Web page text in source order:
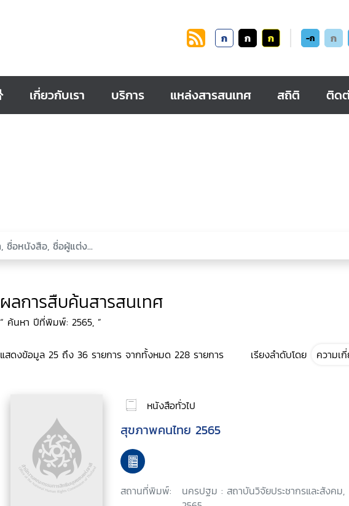
ก ก ก -ก ก
เกี่ยวกับเรา บริการ แหล่งสารสนเทศ สถิติ ติด
ผลการสืบค้นสารสนเทศ
“ ค้นหา ปีที่พิมพ์: 2565, ”
แสดงข้อมูล 25 ถึง 36 รายการ จากทั้งหมด 228 รายการ เรียงลำดับโดย
หนังสือทั่วไป
สุขภาพคนไทย 2565
สถานที่พิมพ์:
นครปฐม : สถาบันวิจัยประชากรและสังคม,